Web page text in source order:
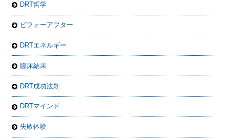
DRT哲学
ビフォーアフター
DRTエネルギー
臨床結果
DRT成功法則
DRTマインド
失敗体験